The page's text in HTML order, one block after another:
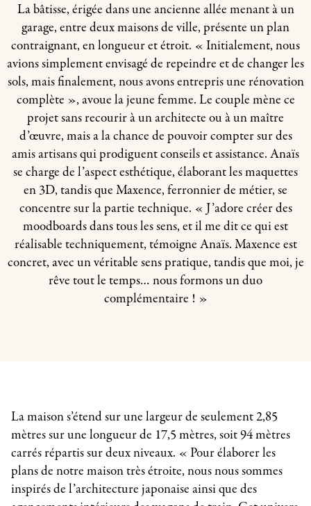
La bâtisse, érigée dans une ancienne allée menant à un
garage, entre deux maisons de ville, présente un plan
contraignant, en longueur et étroit. « Initialement, nous
avions simplement envisagé de repeindre et de changer les
sols, mais finalement, nous avons entrepris une rénovation
complète », avoue la jeune femme. Le couple mène ce
projet sans recourir à un architecte ou à un maître
d’œuvre, mais a la chance de pouvoir compter sur des
amis artisans qui prodiguent conseils et assistance. Anaïs
se charge de l’aspect esthétique, élaborant les maquettes
en 3D, tandis que Maxence, ferronnier de métier, se
concentre sur la partie technique. « J’adore créer des
moodboards dans tous les sens, et il me dit ce qui est
réalisable techniquement, témoigne Anaïs. Maxence est
concret, avec un véritable sens pratique, tandis que moi, je
rêve tout le temps… nous formons un duo
complémentaire ! »
La maison s’étend sur une largeur de seulement 2,85
mètres sur une longueur de 17,5 mètres, soit 94 mètres
carrés répartis sur deux niveaux. « Pour élaborer les
plans de notre maison très étroite, nous nous sommes
inspirés de l’architecture japonaise ainsi que des